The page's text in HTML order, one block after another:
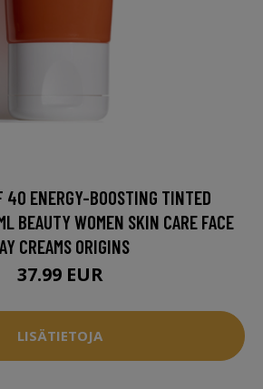
40 ENERGY-BOOSTING TINTED
BEAUTY WOMEN SKIN CARE FACE
CREAMS ORIGINS
37.99 EUR
LISÄTIETOJA